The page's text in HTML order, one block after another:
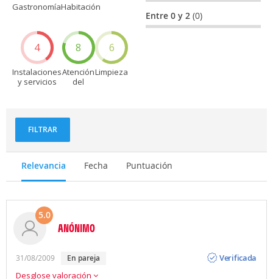
GastronomíaHabitación
4
Instalaciones
y servicios
8
Atención
del
6
Limpieza
Entre 0 y 2(0)
FILTRAR
Relevancia Fecha Puntuación
5.0
ANÓNIMO
31/08/2009 en pareja
Verificada
Desglose valoración